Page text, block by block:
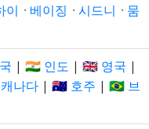
이 · 베이징 · 시드니 · 뭄
| 🇮🇳 인도 | 🇬🇧 영국 |
나다 | 🇦🇺 호주 | 🇧🇷 브